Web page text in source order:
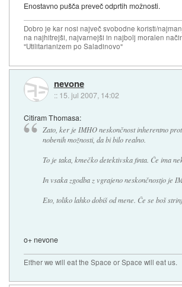
Enostavno pušča preveč odprtih možnosti.
Dobro je kar nosi največ svobodne koristi/
na najhitrejši, najvarnejši in najbolj moralen
"Utilitarianizem po Saladinovo"
nevone
:: 15. jul 2007, 14:02
Citiram Thomasa:
Zato, ker je IMHO neskončnost inherentno
nobenih možnosti, da bi bilo realno.
To je taka, kmečko detektivska finta. Če ima
In vsaka zgodba z vgrajeno neskončnostjo je
Eto, toliko lahko dobiš od mene. Če se boš
o+ nevone
Either we will eat the Space or Space will eat us.